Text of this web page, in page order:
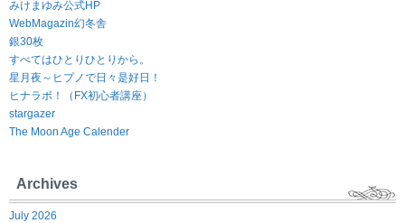
みけまゆみ公式HP
WebMagazin幻冬舎
銀30枚
すべてはひとりひとりから。
星月夜～ヒプノで日々是好日！
ヒナラボ！（FX初心者講座）
stargazer
The Moon Age Calender
Archives
July 2026